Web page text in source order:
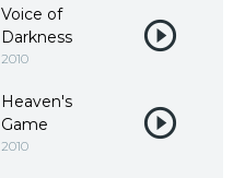
Voice of
Darkness
2010
Heaven's
Game
2010